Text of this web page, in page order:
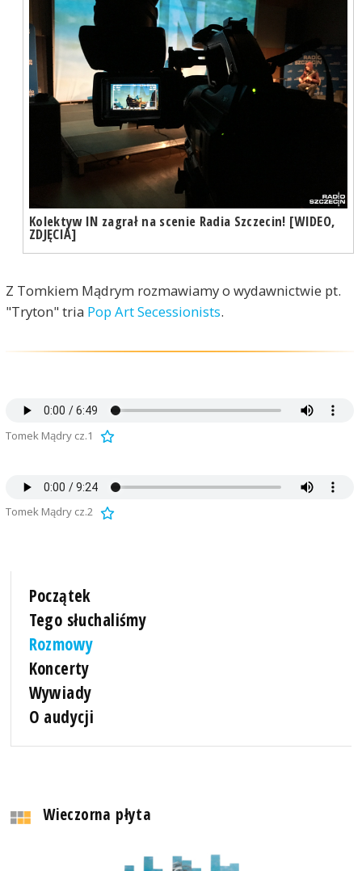
Kolektyw IN zagrał na scenie Radia Szczecin! [WIDEO,
ZDJĘCIA]
Z Tomkiem Mądrym rozmawiamy o wydawnictwie pt.
"Tryton" tria Pop Art Secessionists.
Tomek Mądry cz.1
Tomek Mądry cz.2
Początek
Tego słuchaliśmy
Rozmowy
Koncerty
Wywiady
O audycji
Wieczorna płyta